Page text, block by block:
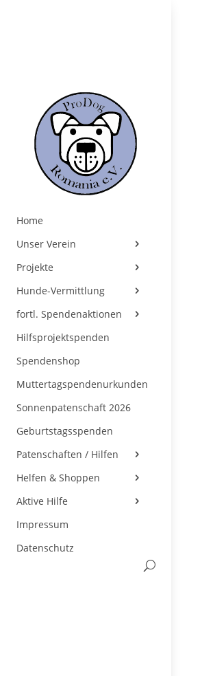
Home
Unser Verein
Projekte
Hunde-Vermittlung
fortl. Spendenaktionen
Hilfsprojektspenden
Spendenshop
Muttertagspendenurkunden
Sonnenpatenschaft 2026
Geburtstagsspenden
Patenschaften / Hilfen
Helfen & Shoppen
Aktive Hilfe
Impressum
Datenschutz